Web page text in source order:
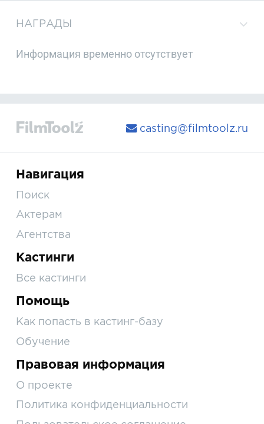
НАГРАДЫ
Информация временно отсутствует
casting@filmtoolz.ru
Навигация
Поиск
Актерам
Агентства
Кастинги
Все кастинги
Помощь
Как попасть в кастинг-базу
Обучение
Правовая информация
О проекте
Политика конфиденциальности